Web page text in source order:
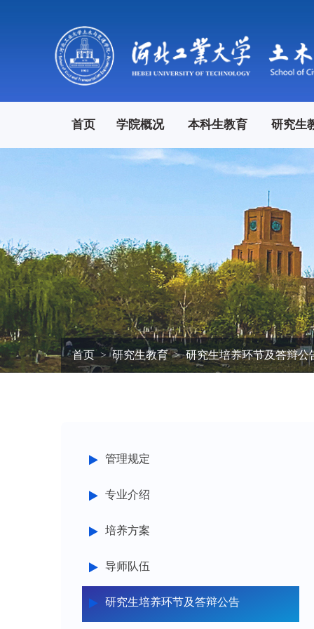
首页 学院概况 本科生教育 研究生
首页 研究生教育 研究生培养环节及答辩公
管理规定
专业介绍
培养方案
导师队伍
研究生培养环节及答辩公告